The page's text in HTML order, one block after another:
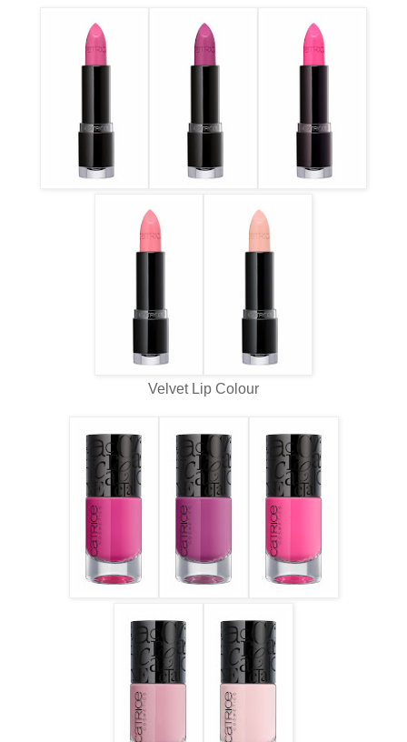
Velvet Lip Colour